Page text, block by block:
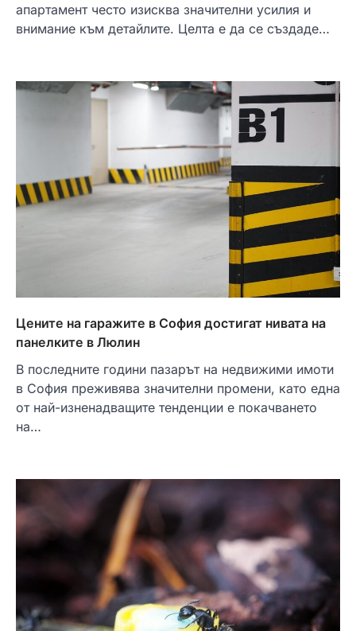
апартамент често изисква значителни усилия и
внимание към детайлите. Целта е да се създаде…
Цените на гаражите в София достигат нивата на
панелките в Люлин
В последните години пазарът на недвижими имоти
в София преживява значителни промени, като една
от най-изненадващите тенденции е покачването
на…